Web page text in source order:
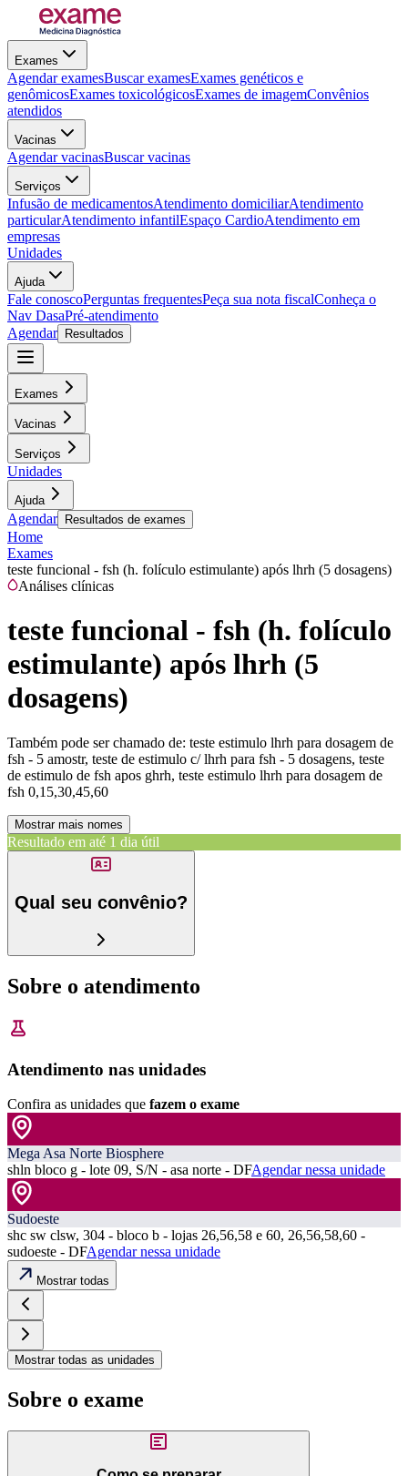
Exames
Agendar examesBuscar examesExames genéticos e
genômicosExames toxicológicosExames de imagemConvênios
atendidos
Vacinas
Agendar vacinasBuscar vacinas
Serviços
Infusão de medicamentosAtendimento domiciliarAtendimento
particularAtendimento infantilEspaço CardioAtendimento em
empresas
Unidades
Ajuda
Fale conoscoPerguntas frequentesPeça sua nota fiscalConheça o
Nav DasaPré-atendimento
Agendar
Resultados
Exames
Vacinas
Serviços
Unidades
Ajuda
Agendar Resultados de exames
Home
Exames
teste funcional - fsh (h. folículo estimulante) após lhrh (5 dosagens)
Análises clínicas
teste funcional - fsh (h. folículo
estimulante) após lhrh (5
dosagens)
Também pode ser chamado de: teste estimulo lhrh para dosagem de
fsh - 5 amostr, teste de estimulo c/ lhrh para fsh - 5 dosagens, teste
de estimulo de fsh apos ghrh, teste estimulo lhrh para dosagem de
fsh 0,15,30,45,60
Mostrar mais nomes
Resultado em até 1 dia útil
Qual seu convênio?
Sobre o atendimento
Atendimento nas unidades
Confira as unidades que fazem o exame
Mega Asa Norte Biosphere
shln bloco g - lote 09, S/N - asa norte - DFAgendar nessa unidade
Sudoeste
shc sw clsw, 304 - bloco b - lojas 26,56,58 e 60, 26,56,58,60 -
sudoeste - DFAgendar nessa unidade
Mostrar todas
Mostrar todas as unidades
Sobre o exame